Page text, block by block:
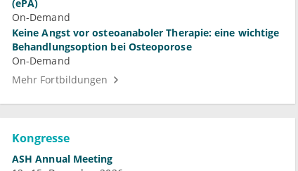
(ePA)
On-Demand
Keine Angst vor osteoanaboler Therapie: eine wichtige
Behandlungsoption bei Osteoporose
On-Demand
Mehr Fortbildungen
Kongresse
ASH Annual Meeting